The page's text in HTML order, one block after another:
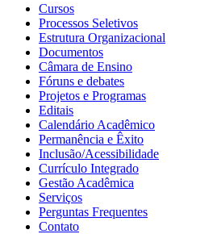
Cursos
Processos Seletivos
Estrutura Organizacional
Documentos
Câmara de Ensino
Fóruns e debates
Projetos e Programas
Editais
Calendário Acadêmico
Permanência e Êxito
Inclusão/Acessibilidade
Currículo Integrado
Gestão Acadêmica
Serviços
Perguntas Frequentes
Contato